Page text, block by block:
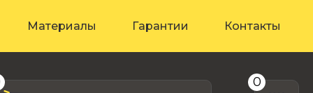
Материалы Гарантии Контакты
0